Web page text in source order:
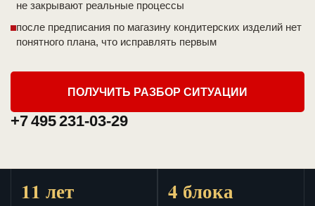
не закрывают реальные процессы
после предписания по магазину кондитерских изделий нет
понятного плана, что исправлять первым
ПОЛУЧИТЬ РАЗБОР СИТУАЦИИ
+7 495 231-03-29
11 лет 4 блока